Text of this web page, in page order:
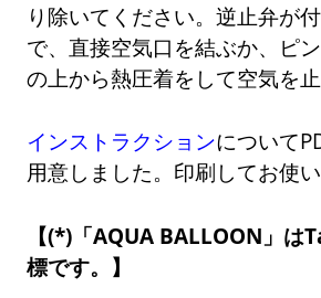
り除いてください。逆止弁が
で、直接空気口を結ぶか、ピ
の上から熱圧着をして空気を止
インストラクションについて
用意しました。印刷してお使い
(*)「AQUA BALLOON」は
標です。